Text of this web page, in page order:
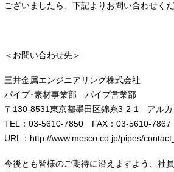
ございましたら、下記よりお問い合わせくだ
＜お問い合わせ先＞
三井金属エンジニアリング株式会社
パイプ･素材事業部 パイプ営業部
〒130-8531東京都墨田区錦糸3-2-1 アルカ
TEL：03-5610-7850 FAX：03-5610-7867
URL：http://www.mesco.co.jp/pipes/
今後とも皆様のご期待に沿えますよう、社